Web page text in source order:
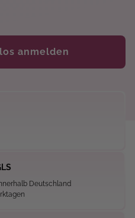
anmelden
Deutschland